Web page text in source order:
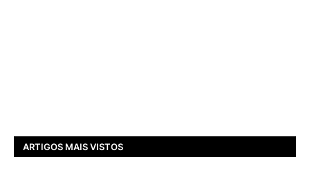
ARTIGOS MAIS VISTOS